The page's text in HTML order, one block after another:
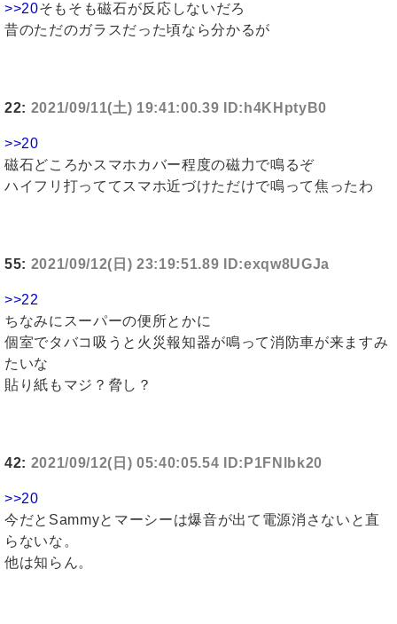
>>20そもそも磁石が反応しないだろ
昔のただのガラスだった頃なら分かるが
22: 2021/09/11(土) 19:41:00.39 ID:h4KHptyB0
>>20
磁石どころかスマホカバー程度の磁力で鳴るぞ
ハイフリ打っててスマホ近づけただけで鳴って焦ったわ
55: 2021/09/12(日) 23:19:51.89 ID:exqw8UGJa
>>22
ちなみにスーパーの便所とかに
個室でタバコ吸うと火災報知器が鳴って消防車が来ますみ
たいな
貼り紙もマジ？脅し？
42: 2021/09/12(日) 05:40:05.54 ID:P1FNlbk20
>>20
今だとSammyとマーシーは爆音が出て電源消さないと直
らないな。
他は知らん。